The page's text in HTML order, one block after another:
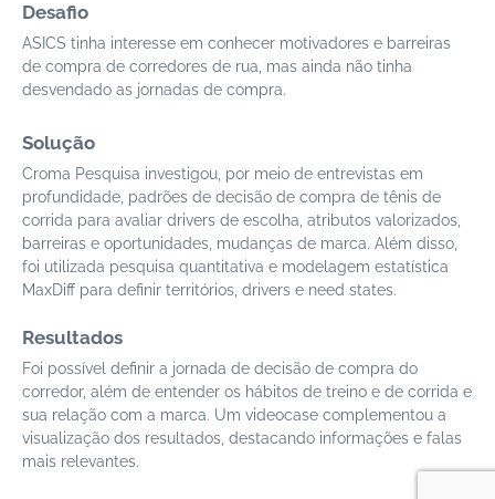
Desafio
ASICS tinha interesse em conhecer motivadores e barreiras
de compra de corredores de rua, mas ainda não tinha
desvendado as jornadas de compra.
Solução
Croma Pesquisa investigou, por meio de entrevistas em
profundidade, padrões de decisão de compra de tênis de
corrida para avaliar drivers de escolha, atributos valorizados,
barreiras e oportunidades, mudanças de marca. Além disso,
foi utilizada pesquisa quantitativa e modelagem estatística
MaxDiff para definir territórios, drivers e need states.
Resultados
Foi possível definir a jornada de decisão de compra do
corredor, além de entender os hábitos de treino e de corrida e
sua relação com a marca. Um videocase complementou a
visualização dos resultados, destacando informações e falas
mais relevantes.